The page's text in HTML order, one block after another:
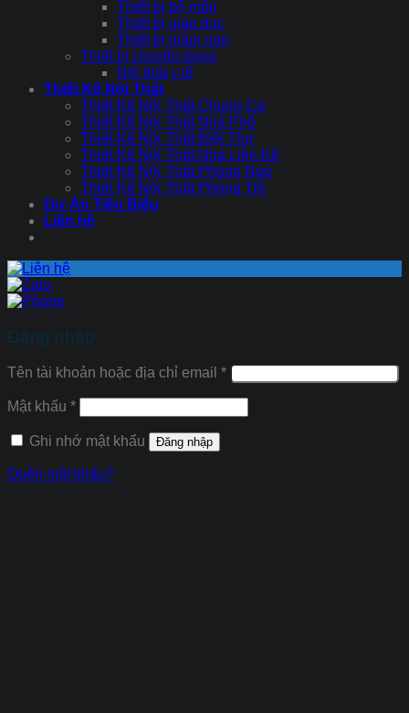
Thiết bị bộ môn
Thiết bị giáo dục
Thiết bị mầm non
Thiết bị chuyên dụng
Nội thất y tế
Thiết Kế Nội Thất
Thiết Kế Nội Thất Chung Cư
Thiết Kế Nội Thất Nhà Phố
Thiết Kế Nội Thất Biệt Thự
Thiết Kế Nội Thất Nhà Liền Kề
Thiết Kế Nội Thất Phòng Ngủ
Thiết Kế Nội Thất Phòng Trẻ
Dự Án Tiêu Biểu
Liên hệ
Đăng nhập
Tên tài khoản hoặc địa chỉ email *
Mật khẩu *
Ghi nhớ mật khẩu Đăng nhập
Quên mật khẩu?